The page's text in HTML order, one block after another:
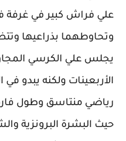
علي فراش كبير في غرفة
وتحاوطهما بذراعيها
يجلس علي الكرسي
الأربعينات ولكنه يبدو في
رياضي منتاسق وطول
حيث البشرة البرونزية